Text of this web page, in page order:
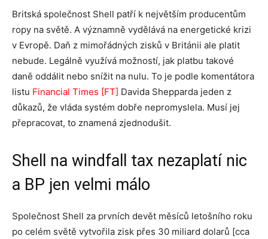
Britská společnost Shell patří k největším producentům
ropy na světě. A významně vydělává na energetické krizi
v Evropě. Daň z mimořádných zisků v Británii ale platit
nebude. Legálně využívá možností, jak platbu takové
daně oddálit nebo snížit na nulu. To je podle komentátora
listu Financial Times [FT] Davida Shepparda jeden z
důkazů, že vláda systém dobře nepromyslela. Musí jej
přepracovat, to znamená zjednodušit.
Shell na windfall tax nezaplatí nic
a BP jen velmi málo
Společnost Shell za prvních devět měsíců letošního roku
po celém světě vytvořila zisk přes 30 miliard dolarů [cca